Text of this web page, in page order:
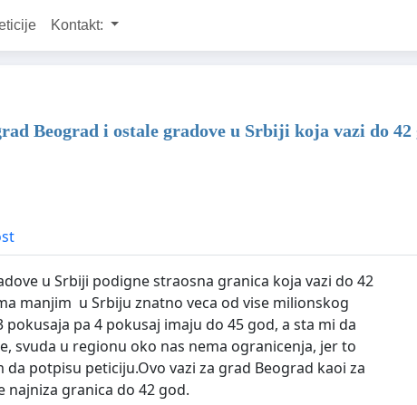
Kontakt:
Beograd i ostale gradove u Srbiji koja vazi do 42
u Srbiji podigne straosna granica koja vazi do 42
manjim u Srbiju znatno veca od vise milionskog
pa 4 pokusaj imaju do 45 god, a sta mi da
svuda u regionu oko nas nema ogranicenja, jer to
potpisu peticiju.Ovo vazi za grad Beograd kaoi za
najniza granica do 42 god.